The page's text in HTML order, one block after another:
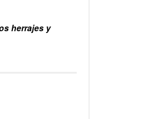
herrajes y